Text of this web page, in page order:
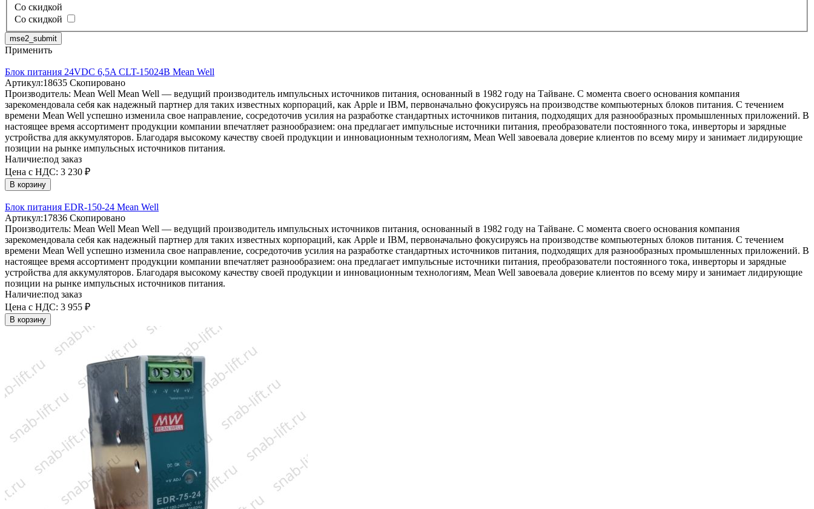
Со скидкой
Со скидкой
mse2_submit
Применить
Блок питания 24VDC 6,5A CLT-15024B Mean Well
Артикул:18635 Скопировано
Производитель: Mean Well Mean Well — ведущий производитель импульсных источников питания, основанный в 1982 году на Тайване. С момента своего основания компания
зарекомендовала себя как надежный партнер для таких известных корпораций, как Apple и IBM, первоначально фокусируясь на производстве компьютерных блоков питания. С течением
времени Mean Well успешно изменила свое направление, сосредоточив усилия на разработке стандартных источников питания, подходящих для разнообразных промышленных приложений. В
настоящее время ассортимент продукции компании впечатляет разнообразием: она предлагает импульсные источники питания, преобразователи постоянного тока, инверторы и зарядные
устройства для аккумуляторов. Благодаря высокому качеству своей продукции и инновационным технологиям, Mean Well завоевала доверие клиентов по всему миру и занимает лидирующие
позиции на рынке импульсных источников питания.
Наличие:под заказ
Цена с НДС: 3 230 ₽
В корзину
Блок питания EDR-150-24 Mean Well
Артикул:17836 Скопировано
Производитель: Mean Well Mean Well — ведущий производитель импульсных источников питания, основанный в 1982 году на Тайване. С момента своего основания компания
зарекомендовала себя как надежный партнер для таких известных корпораций, как Apple и IBM, первоначально фокусируясь на производстве компьютерных блоков питания. С течением
времени Mean Well успешно изменила свое направление, сосредоточив усилия на разработке стандартных источников питания, подходящих для разнообразных промышленных приложений. В
настоящее время ассортимент продукции компании впечатляет разнообразием: она предлагает импульсные источники питания, преобразователи постоянного тока, инверторы и зарядные
устройства для аккумуляторов. Благодаря высокому качеству своей продукции и инновационным технологиям, Mean Well завоевала доверие клиентов по всему миру и занимает лидирующие
позиции на рынке импульсных источников питания.
Наличие:под заказ
Цена с НДС: 3 955 ₽
В корзину